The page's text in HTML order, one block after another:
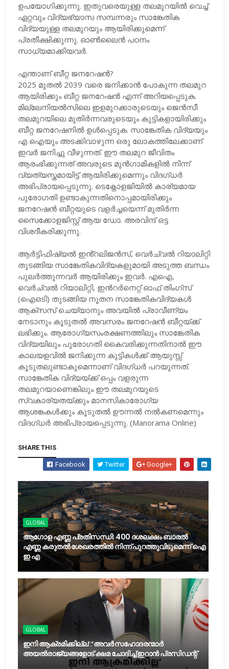
ഉപയോഗിക്കുന്നു. ഇതുവരെയുള്ള തലമുറയിൽ വെച്ച്
ഏറ്റവും വിദ്യഭ്യാസ സമ്പന്നരും സാങ്കേതിക
വിദ്യയുള്ള തലമുറയും ആയിരിക്കുമെന്ന്
പ്രതീക്ഷിക്കുന്നു. ഓൺലൈൻ പഠനം
സാധ്യമാക്കിയവർ.
എന്താണ് ബീറ്റ ജനറേഷൻ?
2025 മുതൽ 2039 വരെ ജനിക്കാൻ പോകുന്ന തലമുറ
ആയിരിക്കും ബീറ്റ ജനറേഷൻ എന്ന് അറിയപ്പെടുക.
മില്ലേനിയൽസിലെ ഇളമുറക്കാരുടെയും ജെൻസീ
തലമുറയിലെ മുതിർന്നവരുടെയും കുട്ടികളായിരിക്കും
ബീറ്റ ജനറേഷനിൽ ഉൾപ്പെടുക. സാങ്കേതിക വിദ്യയും
എ ഐയും അടക്കിവാഴുന്ന ഒരു ലോകത്തിലേക്കാണ്
ഇവർ ജനിച്ചു വീഴുന്നത്. ഈ തലമുറ ജീവിതം
ആരംഭിക്കുന്നത് അവരുടെ മുൻഗാമികളിൽ നിന്ന്
വ്യത്യസ്തമായിട്ട് ആയിരിക്കുമെന്നും വിദഗ്ധർ
അഭിപ്രായപ്പെടുന്നു. ടെക്നോളജിയിൽ കാര്യമായ
പുരോഗതി ഉണ്ടാകുന്നതിനൊപ്പമായിരിക്കും
ജനറേഷൻ ബീറ്റയുടെ വളർച്ചയെന്ന് മുതിർന്ന
സൈക്കോളജിസ്റ്റ് ആയ ഡോ. അരവിന്ദ് ഒട്ട
വിശദീകരിക്കുന്നു.
ആർട്ടിഫിഷ്യൽ ഇൻ്റലിജൻസ്, വെർച്വൽ റിയാലിറ്റി
തുടങ്ങിയ സാങ്കേതികവിദ്യകളുമായി അടുത്ത ബന്ധം
പുലർത്തുന്നവർ ആയിരിക്കും ഇവർ. എഐ,
വെർച്വൽ റിയാലിറ്റി, ഇന്‍റർനെറ്റ് ഓഫ് തിംഗ്‌സ്
(ഐഒടി) തുടങ്ങിയ നൂതന സാങ്കേതികവിദ്യകൾ
ആക്‌സസ് ചെയ്യാനും അവയിൽ പ്രാവീണ്യം
നേടാനും കൂടുതൽ അവസരം ജനറേഷൻ ബീറ്റയ്ക്ക്
ലഭിക്കും. ആരോഗ്യസംരക്ഷണത്തിലും സാങ്കേതിക
വിദ്യയിലും പുരോഗതി കൈവരിക്കുന്നതിനാൽ ഈ
കാലയളവിൽ ജനിക്കുന്ന കുട്ടികൾക്ക് ആയുസ്സ്
കൂടുതലുണ്ടാകുമെന്നാണ് വിദഗ്ധർ പറയുന്നത്.
സാങ്കേതിക വിദ്യയ്ക്ക് ഒപ്പം വളരുന്ന
തലമുറയാണെങ്കിലും ഈ തലമുറയുടെ
സ്വകാര്യതയ്ക്കും മാനസികാരോഗ്യ
ആശങ്കകൾക്കും കൂടുതൽ ഊന്നൽ നൽകണമെന്നും
വിദഗ്ധർ അഭിപ്രായപ്പെടുന്നു. (Manorama Online)
SHARE THIS
Facebook Twitter Google+
GLOBAL
ആഗോള എണ്ണ പ്രതിസന്ധി: 400 ദശലക്ഷം ബാരൽ
എണ്ണ കരുതൽ ശേഖരത്തിൽ നിന്ന് പുറത്തുവിടുമെന്ന് ഐ
ഇ എ
GLOBAL
ഇനി ആക്രമിക്കില്ല’:‘അവർ സഹോദരന്മാർ
അയല്‍രാജ്യങ്ങളോട് ക്ഷമ ചോദിച്ച് ഇറാൻ പ്രസിഡന്റ്